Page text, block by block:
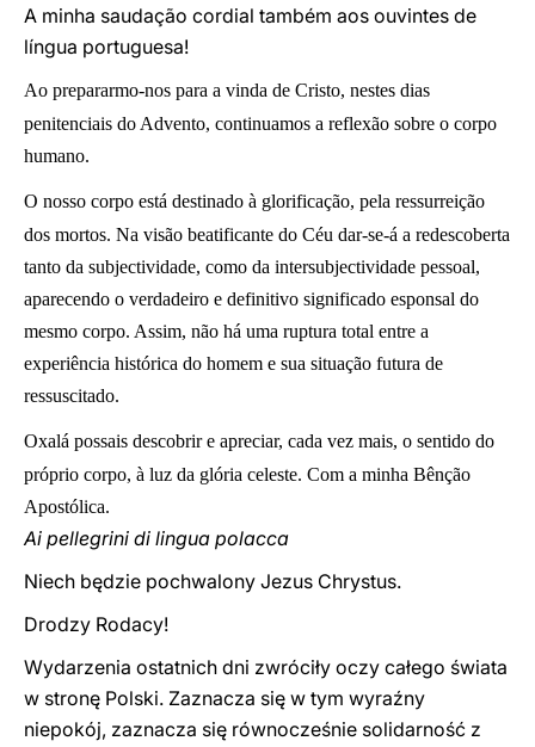
A minha saudação cordial também aos ouvintes de
língua portuguesa!
Ao prepararmo-nos para a vinda de Cristo, nestes dias
penitenciais do Advento, continuamos a reflexão sobre o corpo
humano.
O nosso corpo está destinado à glorificação, pela ressurreição
dos mortos. Na visão beatificante do Céu dar-se-á a redescoberta
tanto da subjectividade, como da intersubjectividade pessoal,
aparecendo o verdadeiro e definitivo significado esponsal do
mesmo corpo. Assim, não há uma ruptura total entre a
experiência histórica do homem e sua situação futura de
ressuscitado.
Oxalá possais descobrir e apreciar, cada vez mais, o sentido do
próprio corpo, à luz da glória celeste. Com a minha Bênção
Apostólica.
Ai pellegrini di lingua polacca
Niech będzie pochwalony Jezus Chrystus.
Drodzy Rodacy!
Wydarzenia ostatnich dni zwróciły oczy całego świata
w stronę Polski. Zaznacza się w tym wyraźny
niepokój, zaznacza się równocześnie solidarność z